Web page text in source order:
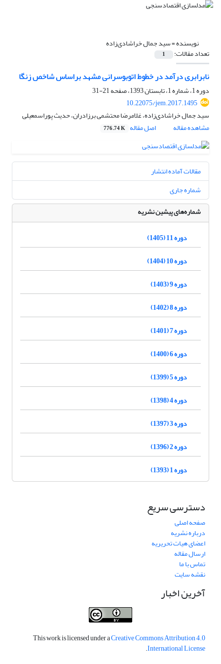
نویسنده =سید جمال خراشادی‌زاده
تعداد مقالات: 1
نابرابری درآمد در خطوط اتوبوسرانی مشهد براساس ‏شاخص‎ زنگا
دوره 1، شماره 1، تابستان 1393، صفحه
21-31
10.22075/jem.2017.1495
سید جمال خراشادی‌زاده، غلامرضا محتشمی ‌برزادران، حدیث پوراسمعیلی
مشاهده مقاله
اصل مقاله 776.74 K
مقالات آماده انتشار
شماره جاری
شماره‌های پیشین نشریه
دوره 11 (1405)
دوره 10 (1404)
دوره 9 (1403)
دوره 8 (1402)
دوره 7 (1401)
دوره 6 (1400)
دوره 5 (1399)
دوره 4 (1398)
دوره 3 (1397)
دوره 2 (1396)
دوره 1 (1393)
دسترسی سریع
صفحه اصلی
درباره نشریه
اعضای هیات تحریریه
ارسال مقاله
تماس با ما
نقشه سایت
آخرین اخبار
This work is licensed under aCreative Commons Attribution 4.0
International License
.